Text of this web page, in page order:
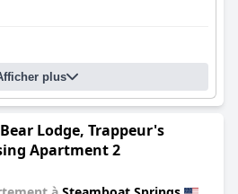
plus
Lodge, Trappeur's
Apartment 2